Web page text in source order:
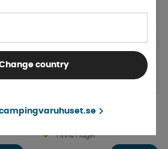
Duschkar 680x680x100
Finns i lager
country